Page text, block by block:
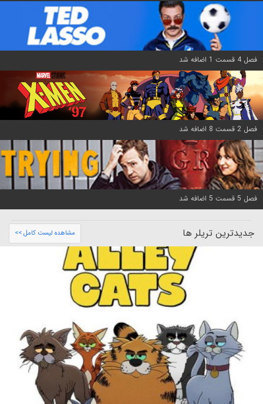
فصل 4 قسمت 1 اضافه شد
فصل 2 قسمت 8 اضافه شد
فصل 5 قسمت 5 اضافه شد
جدیدترین تریلر ها مشاهده لیست کامل >>